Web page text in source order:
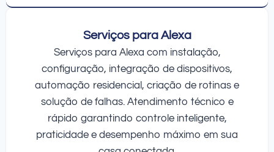
Serviços para Alexa
Serviços para Alexa com instalação,
configuração, integração de dispositivos,
automação residencial, criação de rotinas e
solução de falhas. Atendimento técnico e
rápido garantindo controle inteligente,
praticidade e desempenho máximo em sua